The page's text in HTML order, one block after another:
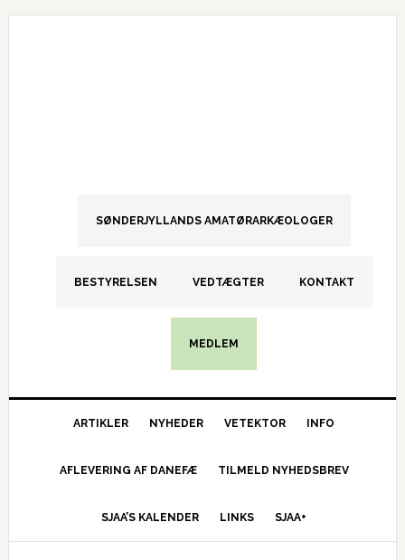
Gå
Skip
Gå
SØNDERJYLLANDS AMATØRARKÆOLOGER
BESTYRELSEN VEDTÆGTER KONTAKT
MEDLEM
ARTIKLER NYHEDER VETEKTOR INFO
AFLEVERING AF DANEFÆ TILMELD NYHEDSBREV
SJAA’S KALENDER LINKS SJAA+